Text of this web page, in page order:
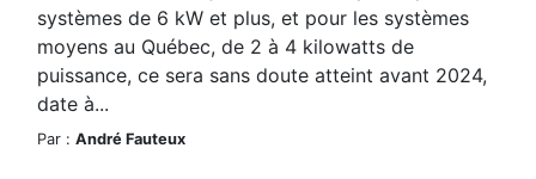
systèmes de 6 kW et plus, et pour les systèmes
moyens au Québec, de 2 à 4 kilowatts de
puissance, ce sera sans doute atteint avant 2024,
date à...
Par : André Fauteux